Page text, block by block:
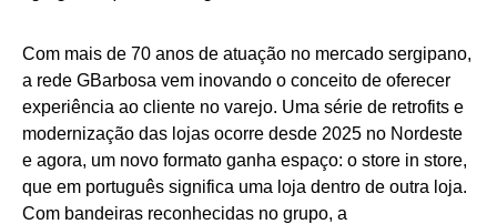
Com mais de 70 anos de atuação no mercado sergipano,
a rede GBarbosa vem inovando o conceito de oferecer
experiência ao cliente no varejo. Uma série de retrofits e
modernização das lojas ocorre desde 2025 no Nordeste
e agora, um novo formato ganha espaço: o store in store,
que em português significa uma loja dentro de outra loja.
Com bandeiras reconhecidas no grupo, a